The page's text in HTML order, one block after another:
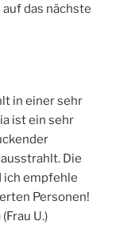
das nächste
in einer sehr
ist ein sehr
Die
ich empfehle
Personen!
U.)